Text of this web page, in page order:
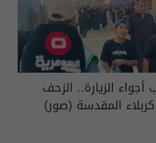
الزيارة.. الزحف
المقدسة (صور)